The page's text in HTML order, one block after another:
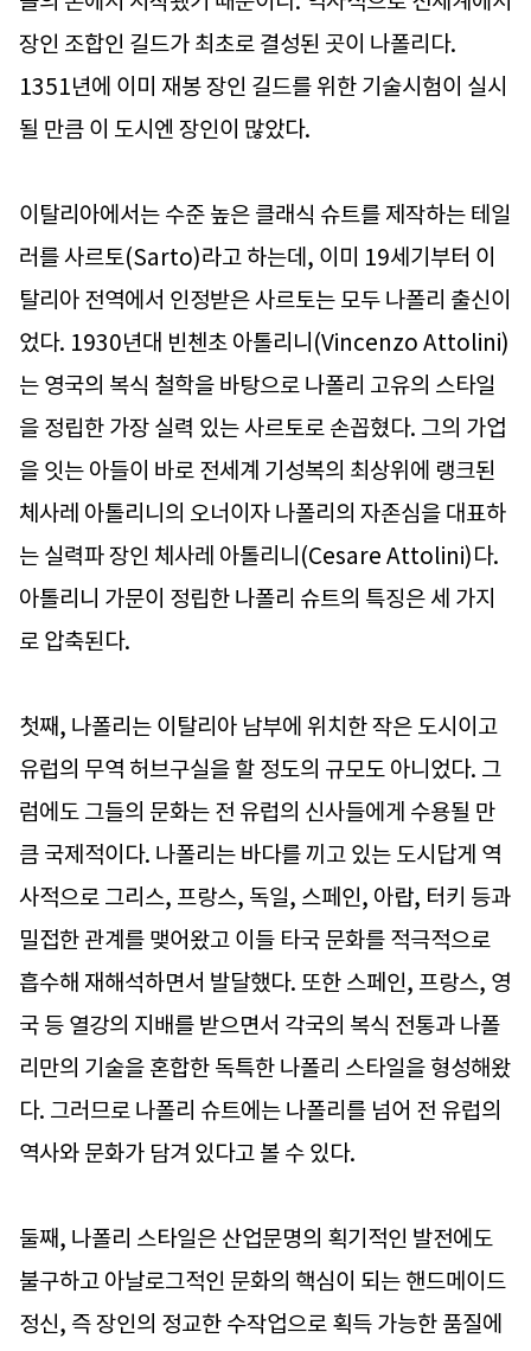
장인 조합인 길드가 최초로 결성된 곳이 나폴리다.
1351년에 이미 재봉 장인 길드를 위한 기술시험이 실시
될 만큼 이 도시엔 장인이 많았다.
이탈리아에서는 수준 높은 클래식 슈트를 제작하는 테일
러를 사르토(Sarto)라고 하는데, 이미 19세기부터 이
탈리아 전역에서 인정받은 사르토는 모두 나폴리 출신이
었다. 1930년대 빈첸초 아톨리니(Vincenzo Attolini)
는 영국의 복식 철학을 바탕으로 나폴리 고유의 스타일
을 정립한 가장 실력 있는 사르토로 손꼽혔다. 그의 가업
을 잇는 아들이 바로 전세계 기성복의 최상위에 랭크된
체사레 아톨리니의 오너이자 나폴리의 자존심을 대표하
는 실력파 장인 체사레 아톨리니(Cesare Attolini)다.
아톨리니 가문이 정립한 나폴리 슈트의 특징은 세 가지
로 압축된다.
첫째, 나폴리는 이탈리아 남부에 위치한 작은 도시이고
유럽의 무역 허브구실을 할 정도의 규모도 아니었다. 그
럼에도 그들의 문화는 전 유럽의 신사들에게 수용될 만
큼 국제적이다. 나폴리는 바다를 끼고 있는 도시답게 역
사적으로 그리스, 프랑스, 독일, 스페인, 아랍, 터키 등과
밀접한 관계를 맺어왔고 이들 타국 문화를 적극적으로
흡수해 재해석하면서 발달했다. 또한 스페인, 프랑스, 영
국 등 열강의 지배를 받으면서 각국의 복식 전통과 나폴
리만의 기술을 혼합한 독특한 나폴리 스타일을 형성해왔
다. 그러므로 나폴리 슈트에는 나폴리를 넘어 전 유럽의
역사와 문화가 담겨 있다고 볼 수 있다.
둘째, 나폴리 스타일은 산업문명의 획기적인 발전에도
불구하고 아날로그적인 문화의 핵심이 되는 핸드메이드
정신, 즉 장인의 정교한 수작업으로 획득 가능한 품질에